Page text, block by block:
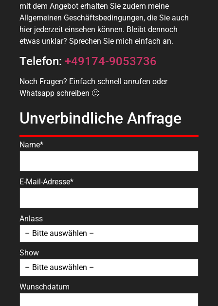
mit dem Angebot erhalten Sie zudem meine
Allgemeinen Geschäftsbedingungen, die Sie auch
hier jederzeit einsehen können. Bleibt dennoch
etwas unklar? Sprechen Sie mich einfach an.
Telefon: +49174-9053736
Noch Fragen? Einfach schnell anrufen oder
Whatsapp schreiben 🙂
Unverbindliche Anfrage
Name*
E-Mail-Adresse*
Anlass
Show
Wunschdatum